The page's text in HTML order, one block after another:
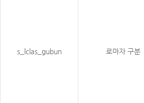
s_lclas_gubun 로마자 구분